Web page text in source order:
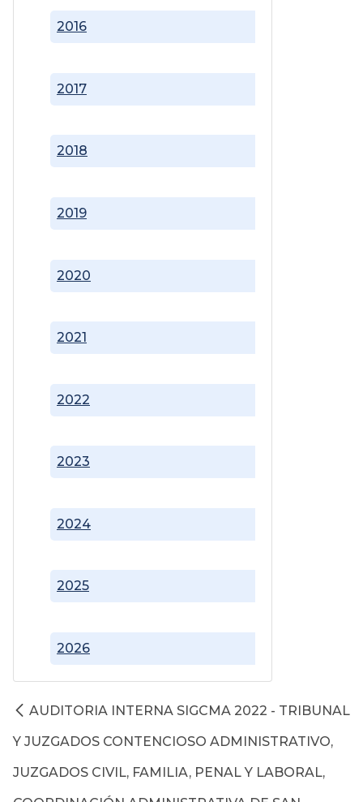
2016
2017
2018
2019
2020
2021
2022
2023
2024
2025
2026
AUDITORIA INTERNA SIGCMA 2022 - TRIBUNAL
Y JUZGADOS CONTENCIOSO ADMINISTRATIVO,
JUZGADOS CIVIL, FAMILIA, PENAL Y LABORAL,